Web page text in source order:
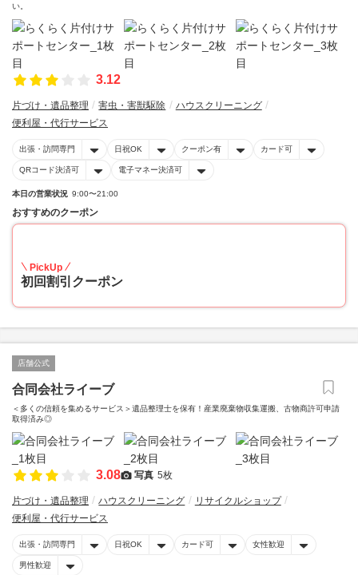
い。
3.12
片づけ・遺品整理 害虫・害獣駆除
ハウスクリーニング
便利屋・代行サービス
出張・訪問専門 日祝OK クーポン有 カード可
QRコード決済可 電子マネー決済可
本日の営業状況 9:00〜21:00
おすすめのクーポン
PickUp
初回割引クーポン
店舗公式
合同会社ライーブ
＜多くの信頼を集めるサービス＞遺品整理士を保有！産業廃棄物収集運搬、古物商許可申請
取得済み◎
3.08 写真 5枚
片づけ・遺品整理 ハウスクリーニング
リサイクルショップ
便利屋・代行サービス
出張・訪問専門 日祝OK カード可 女性歓迎
男性歓迎